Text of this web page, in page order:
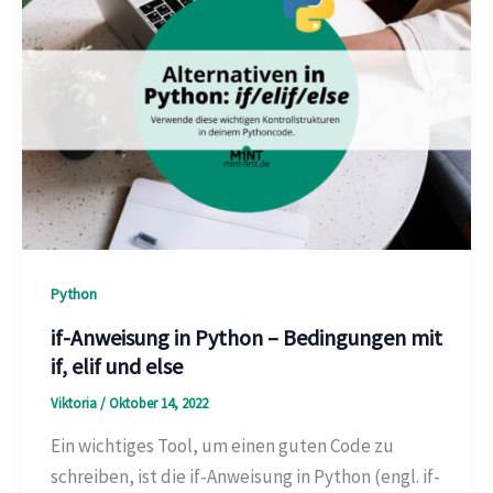
Python
if-Anweisung in Python – Bedingungen mit
if, elif und else
Viktoria/Oktober 14, 2022
Ein wichtiges Tool, um einen guten Code zu
schreiben, ist die if-Anweisung in Python (engl. if-